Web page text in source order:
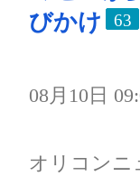
びかけ
63
08月10日
オリコンニ